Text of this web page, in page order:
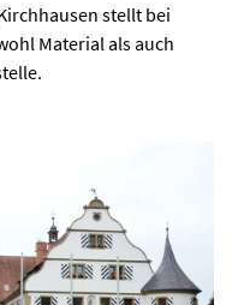
stellt bei
Material als auch